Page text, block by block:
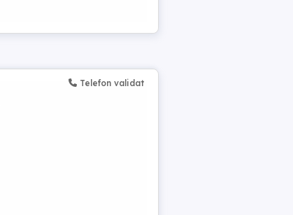
Telefon validat